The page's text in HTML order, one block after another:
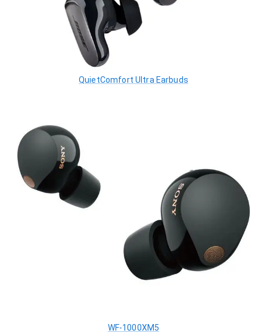
QuietComfort Ultra Earbuds
WF-1000XM5